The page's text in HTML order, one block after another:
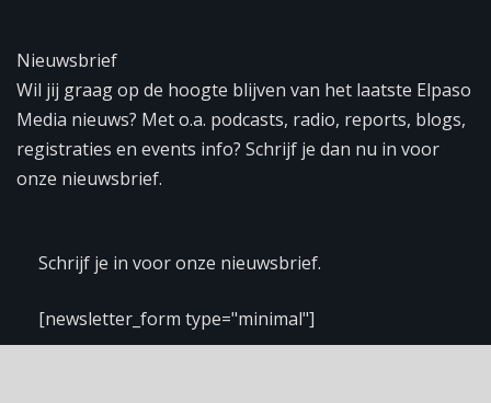
Nieuwsbrief
Wil jij graag op de hoogte blijven van het laatste Elpaso
Media nieuws? Met o.a. podcasts, radio, reports, blogs,
registraties en events info? Schrijf je dan nu in voor
onze nieuwsbrief.
Schrijf je in voor onze nieuwsbrief.
[newsletter_form type="minimal"]